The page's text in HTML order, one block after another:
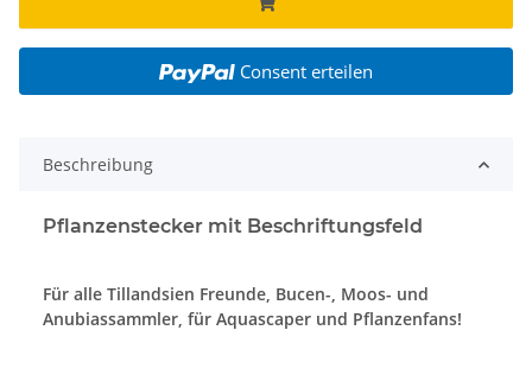
Consent erteilen
Beschreibung
Pflanzenstecker mit Beschriftungsfeld
Für alle Tillandsien Freunde, Bucen-, Moos- und
Anubiassammler, für Aquascaper und Pflanzenfans!